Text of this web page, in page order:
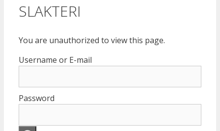
SLAKTERI
You are unauthorized to view this page.
Username or E-mail
Password